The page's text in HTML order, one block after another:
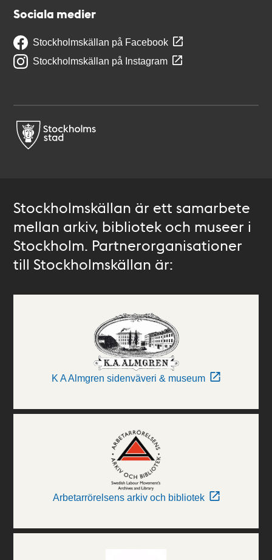
Sociala medier
Stockholmskällan på Facebook
Stockholmskällan på Instagram
Stockholmskällan är ett samarbete
mellan arkiv, bibliotek och museer i
Stockholm. Partnerorganisationer
till Stockholmskällan är:
K A Almgren sidenväveri & museum
Arbetarrörelsens arkiv och bibliotek